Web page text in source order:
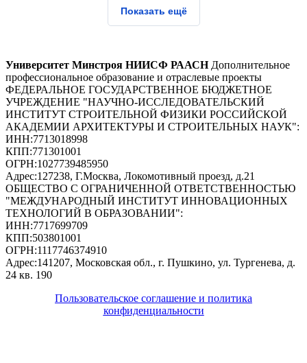
Показать ещё
Университет Минстроя НИИСФ РААСН Дополнительное
профессиональное образование и отраслевые проекты
ФЕДЕРАЛЬНОЕ ГОСУДАРСТВЕННОЕ БЮДЖЕТНОЕ
УЧРЕЖДЕНИЕ "НАУЧНО-ИССЛЕДОВАТЕЛЬСКИЙ
ИНСТИТУТ СТРОИТЕЛЬНОЙ ФИЗИКИ РОССИЙСКОЙ
АКАДЕМИИ АРХИТЕКТУРЫ И СТРОИТЕЛЬНЫХ НАУК":
ИНН:7713018998
КПП:771301001
ОГРН:1027739485950
Адрес:127238, Г.Москва, Локомотивный проезд, д.21
ОБЩЕСТВО С ОГРАНИЧЕННОЙ ОТВЕТСТВЕННОСТЬЮ
"МЕЖДУНАРОДНЫЙ ИНСТИТУТ ИННОВАЦИОННЫХ
ТЕХНОЛОГИЙ В ОБРАЗОВАНИИ":
ИНН:7717699709
КПП:503801001
ОГРН:1117746374910
Адрес:141207, Московская обл., г. Пушкино, ул. Тургенева, д.
24 кв. 190
Пользовательское соглашение и политика
конфиденциальности